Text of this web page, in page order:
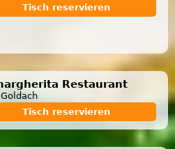
Tisch reservieren
Restaurant
Tisch reservieren